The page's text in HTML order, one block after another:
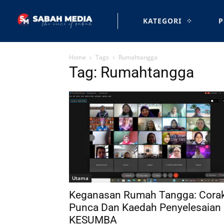
KATEGORI
Home Tags Rumahtangga
Tag: Rumahtangga
Utama
Keganasan Rumah Tangga:
Punca Dan Kaedah Penyelesaian
KESUMBA